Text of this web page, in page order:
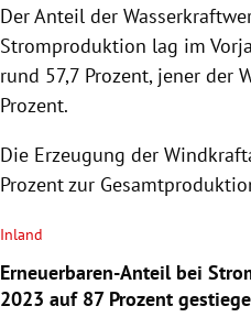
Der Anteil der
Stromproduktion lag im
rund 57,7 Prozent, jener der
Prozent.
Die Erzeugung der
Prozent zur
Inland
Erneuerbaren-Anteil bei
2023 auf 87 Prozent